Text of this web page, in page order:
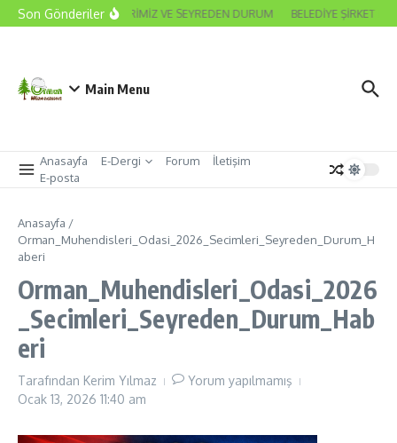
İçeriğe atla
Son Gönderiler
2026 ODA SEÇİMLERİMİZ VE SEYREDEN DURUM BELEDİYE ŞİRKET
Main Menu
Anasayfa E-Dergi Forum
İletişim
E-posta
Anasayfa /
Orman_Muhendisleri_Odasi_2026_Secimleri_Seyreden_Durum_H
aberi
Orman_Muhendisleri_Odasi_2026
_Secimleri_Seyreden_Durum_Hab
eri
Tarafından Kerim Yılmaz
Yorum yapılmamış
Ocak 13, 2026 11:40 am